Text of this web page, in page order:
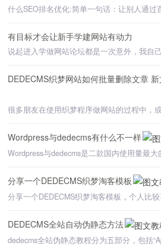
有目标才会让新手学建网站有动力
DEDECMS织梦网站如何批量删除文章
Wordpress与dedecms有什么不一样
分享一个DEDECMS织梦淘客模板
DEDECMS全站自动伪静态方法